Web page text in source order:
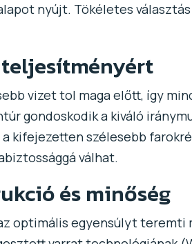
nyújt. Tökéletes
vizet tol maga előtt, így
gondoskodik a kiváló
kifejezetten szélesebb
válhat.
és minőség
optimális egyensúlyt teremti